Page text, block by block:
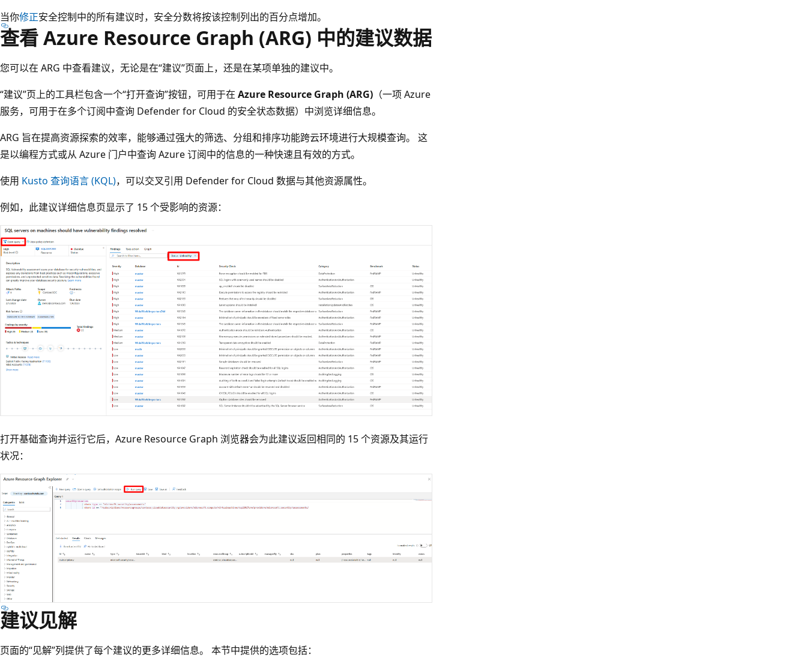
当你修正安全控制中的所有建议时，安全分数将按该控制列出的百分点增加。
查看 Azure Resource Graph (ARG) 中的建议数据
您可以在 ARG 中查看建议，无论是在“建议”页面上，还是在某项单独的建议中。
“建议”页上的工具栏包含一个“打开查询”按钮，可用于在 Azure Resource Graph (ARG) （一项 Azure
服务，可用于在多个订阅中查询 Defender for Cloud 的安全状态数据）中浏览详细信息。
ARG 旨在提高资源探索的效率，能够通过强大的筛选、分组和排序功能跨云环境进行大规模查询。 这
是以编程方式或从 Azure 门户中查询 Azure 订阅中的信息的一种快速且有效的方式。
使用 Kusto 查询语言 (KQL)，可以交叉引用 Defender for Cloud 数据与其他资源属性。
例如，此建议详细信息页显示了 15 个受影响的资源：
打开基础查询并运行它后，Azure Resource Graph 浏览器会为此建议返回相同的 15 个资源及其运行
状况：
建议见解
页面的“见解”列提供了每个建议的更多详细信息。 本节中提供的选项包括：